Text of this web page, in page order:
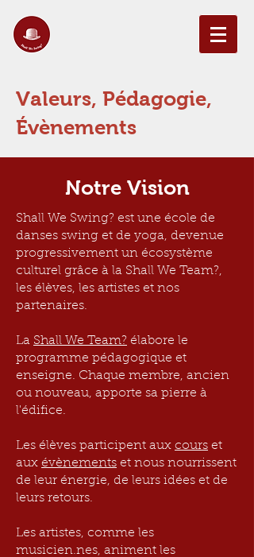
Valeurs, Pédagogie,
Évènements
Notre Vision
Shall We Swing? ​est une école de
danses swing et de yoga, devenue
progressivement un écosystème
culturel grâce à la Shall We Team?,
les élèves, les artistes et nos
partenaires.
La Shall We Team? élabore le
programme pédagogique et
enseigne. Chaque membre, ancien
ou nouveau, apporte sa pierre à
l'édifice.
Les élèves participent aux cours et
aux évènements et nous nourrissent
de leur énergie, de leurs idées et de
leurs retours.
Les artistes, comme les
musicien.nes, animent les